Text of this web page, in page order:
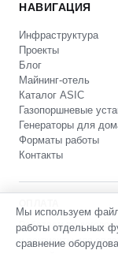
НАВИГАЦИЯ
Инфраструктура
Проекты
Блог
Майнинг-отель
Каталог ASIC
Газопоршневые
Генераторы для
Форматы работы
Контакты
Работаем по
и реквизиты для
Мы используем
работы отдельных
сравнение